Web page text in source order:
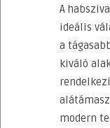
A
ideális
a
kiváló
modern